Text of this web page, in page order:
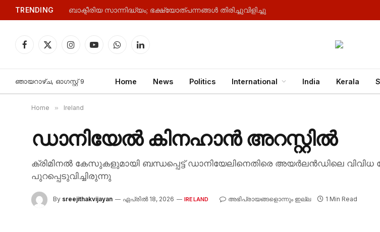
TRENDING ബാക്ടീരിയ സാന്നിദ്ധ്യം; ഭക്ഷ്യോത്പന്നങ്ങൾ തിരിച്ചുവിളിച്ചു
Facebook
X
InstagramYouTubeWhatsAppLinkedIn
ഞായറാഴ്‌ച, ഓഗസ്റ്റ്‌ 9 Home News Politics International India Kerala
Home » Ireland
ഡാനിയേൽ കിനഹാൻ അറസ്റ്റിൽ
ക്രിമിനൽ കേസുകളുമായി ബന്ധപ്പെട്ട് ഡാനിയേലിനെതിരെ അയർലൻഡിലെ വിവിധ
പുറപ്പെടുവിച്ചിരുന്നു
By sreejithakvijayan ഏപ്രിൽ 18, 2026 IRELAND അഭിപ്രായങ്ങളൊന്നും ഇല്ല 1 Min Read